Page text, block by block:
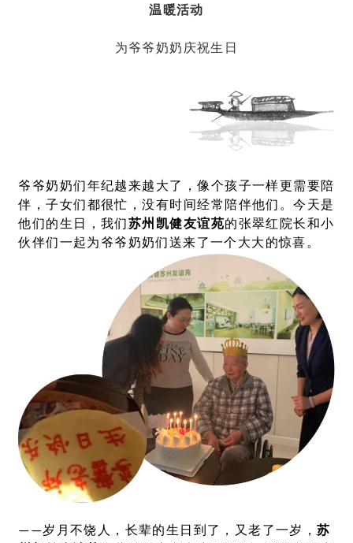
温暖活动
为爷爷奶奶庆祝生日
爷爷奶奶们年纪越来越大了，像个孩子一样更需要陪
伴，子女们都很忙，没有时间经常陪伴他们。今天是
他们的生日，我们 苏州 凯健友谊苑的张翠红院长和小
伙伴们一起为爷爷奶奶们送来了一个大大的惊喜。
——岁月不饶人，长辈的生日到了，又老了一岁，苏